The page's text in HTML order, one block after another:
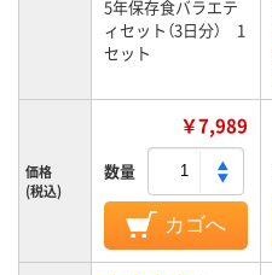
5年保存食バラエテ
ィセット（3日分） 1
セット
価格
(税込)
￥7,989
数量
カゴへ